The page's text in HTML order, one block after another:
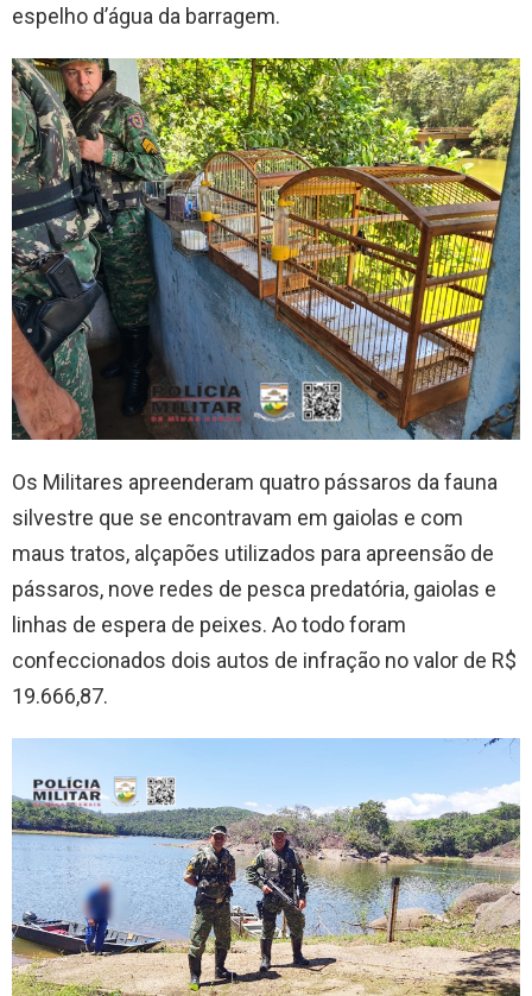
espelho d’água da barragem.
Os Militares apreenderam quatro pássaros da fauna
silvestre que se encontravam em gaiolas e com
maus tratos, alçapões utilizados para apreensão de
pássaros, nove redes de pesca predatória, gaiolas e
linhas de espera de peixes. Ao todo foram
confeccionados dois autos de infração no valor de R$
19.666,87.